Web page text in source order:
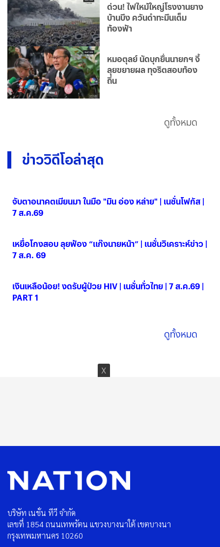
ด่วน! ไฟไหม้ใหญ่โรงงานยาง
บ้านบึง ควันดำทะมึนเต็ม
ท้องฟ้า
หมอตุลย์ นัดบุกยื่นนายกฯ จี้
ลุยขยายผล ทุจริตสอบท้อง
ถิ่น
ดูทั้งหมด
ข่าววิดีโอล่าสุด
จับตาอนาคตเมียนมา ในมือ "มิน อ่อง หล่าย" | เนชั่นโฟกัส |
7 ส.ค.69
เหยื่อโกงสอบ ลุยฟ้อง “แก๊งนายหน้า” | เนชั่นวิเคราะห์ข่าว |
7 ส.ค. 69
เงินเหลือน้อย! งดรับผู้ป่วย HIV | เนชั่นทั่วไทย | 7 ส.ค.69 |
PART 1
ดูทั้งหมด
บริษัท เนชั่น ทีวี จำกัด
เลขที่ 1854 ถนนเทพรัตน แขวงบางนาใต้ เขตบางนา
กรุงเทพมหานคร 10260